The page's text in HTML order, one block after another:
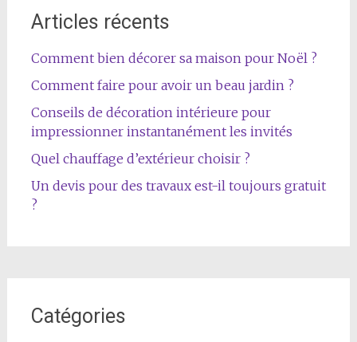
Articles récents
Comment bien décorer sa maison pour Noël ?
Comment faire pour avoir un beau jardin ?
Conseils de décoration intérieure pour
impressionner instantanément les invités
Quel chauffage d’extérieur choisir ?
Un devis pour des travaux est-il toujours gratuit
?
Catégories